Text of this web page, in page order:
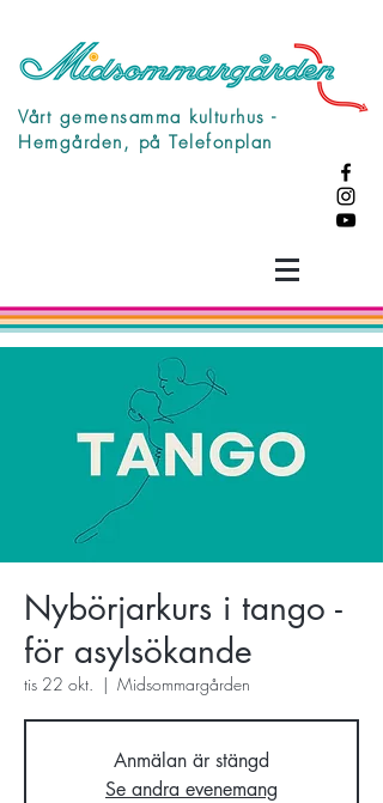
Vårt gemensamma kulturhus -
Hemgården, på Telefonplan
Nybörjarkurs i tango -
för asylsökande
tis 22 okt.
  |
Midsommargården
Anmälan är stängd
Se andra evenemang